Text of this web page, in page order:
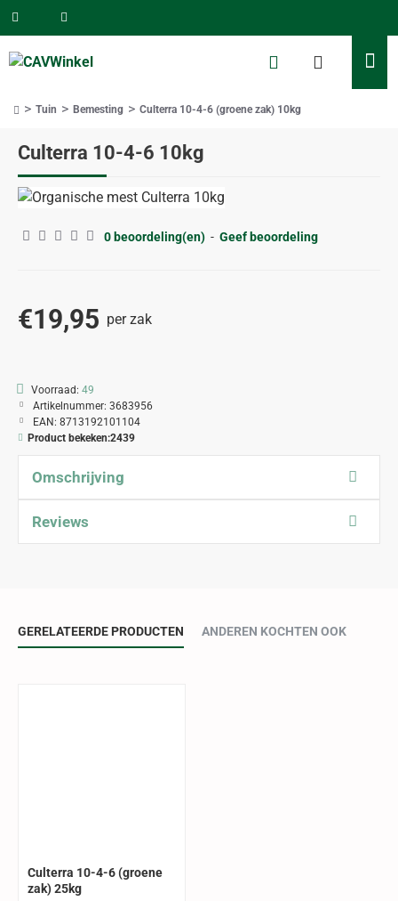
Culterra 10-4-6 10kg
Tuin Bemesting Culterra 10-4-6 (groene zak) 10kg
0 beoordeling(en) - Geef beoordeling
€19,95 per zak
Voorraad: 49
Artikelnummer: 3683956
EAN: 8713192101104
Product bekeken:2439
Omschrijving
Reviews
GERELATEERDE PRODUCTEN ANDEREN KOCHTEN OOK
Culterra 10-4-6 (groene
zak) 25kg